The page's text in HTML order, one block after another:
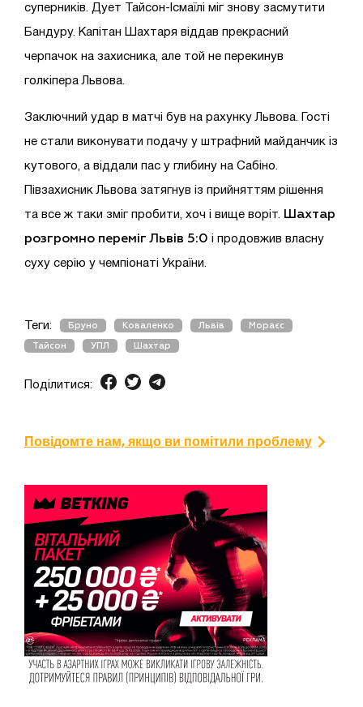
суперників. Дует Тайсон-Ісмаїлі міг знову засмутити
Бандуру. Капітан Шахтаря віддав прекрасний
черпачок на захисника, але той не перекинув
голкіпера Львова.
Заключний удар в матчі був на рахунку Львова. Гості
не стали виконувати подачу у штрафний майданчик із
кутового, а віддали пас у глибину на Сабіно.
Півзахисник Львова затягнув із прийняттям рішення
та все ж таки зміг пробити, хоч і вище воріт.
Шахтар
розгромно переміг Львів 5:0 і продовжив власну
суху серію у чемпіонаті України.
Теги: Бруно Коваленко Львів Мораєс
Тайсон УПЛ Шахтар
Поділитися:
Повідомте нам, якщо ви помітили проблему